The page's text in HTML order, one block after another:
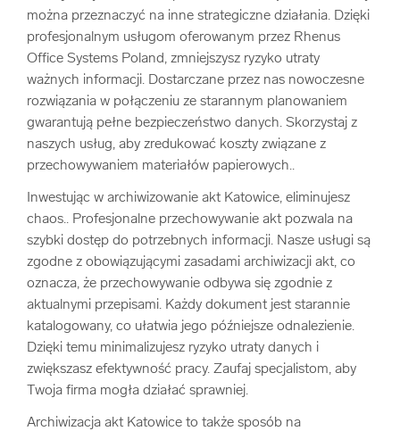
można przeznaczyć na inne strategiczne działania. Dzięki
profesjonalnym usługom oferowanym przez Rhenus
Office Systems Poland, zmniejszysz ryzyko utraty
ważnych informacji. Dostarczane przez nas nowoczesne
rozwiązania w połączeniu ze starannym planowaniem
gwarantują pełne bezpieczeństwo danych. Skorzystaj z
naszych usług, aby zredukować koszty związane z
przechowywaniem materiałów papierowych..
Inwestując w archiwizowanie akt Katowice, eliminujesz
chaos.. Profesjonalne przechowywanie akt pozwala na
szybki dostęp do potrzebnych informacji. Nasze usługi są
zgodne z obowiązującymi zasadami archiwizacji akt, co
oznacza, że przechowywanie odbywa się zgodnie z
aktualnymi przepisami. Każdy dokument jest starannie
katalogowany, co ułatwia jego późniejsze odnalezienie.
Dzięki temu minimalizujesz ryzyko utraty danych i
zwiększasz efektywność pracy. Zaufaj specjalistom, aby
Twoja firma mogła działać sprawniej.
Archiwizacja akt Katowice to także sposób na